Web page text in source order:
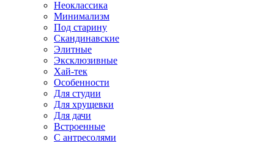
Неоклассика
Минимализм
Под старину
Скандинавские
Элитные
Эксклюзивные
Хай-тек
Особенности
Для студии
Для хрущевки
Для дачи
Встроенные
С антресолями